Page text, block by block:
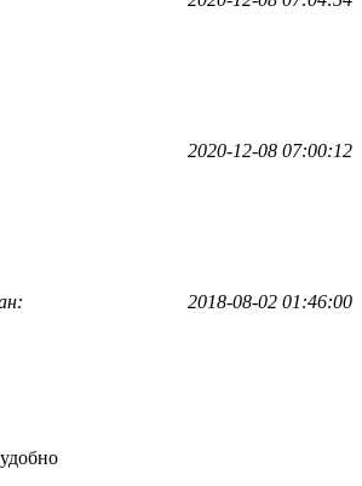
2020-12-08 07:00:12
2018-08-02 01:46:00
: